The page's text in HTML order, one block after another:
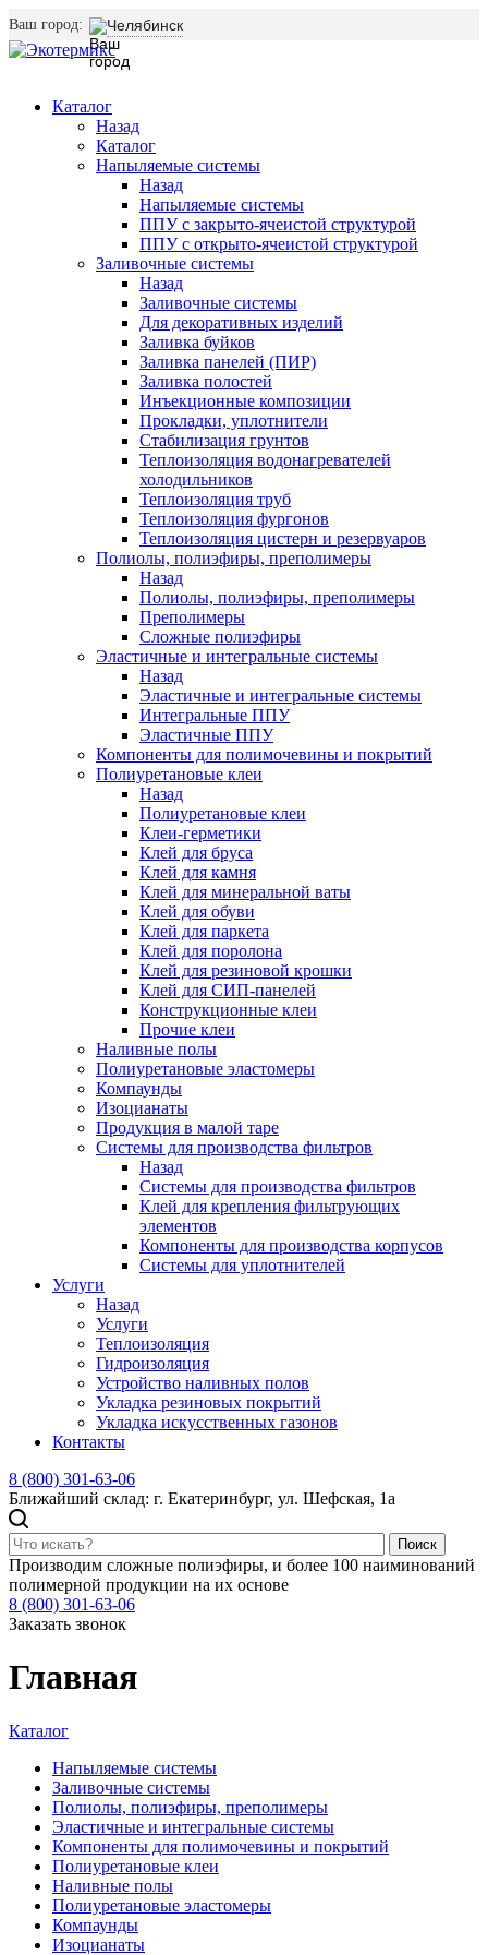
Ваш город: Челябинск
Каталог
Назад
Каталог
Напыляемые системы
Назад
Напыляемые системы
ППУ с закрыто-ячеистой структурой
ППУ с открыто-ячеистой структурой
Заливочные системы
Назад
Заливочные системы
Для декоративных изделий
Заливка буйков
Заливка панелей (ПИР)
Заливка полостей
Инъекционные композиции
Прокладки, уплотнители
Стабилизация грунтов
Теплоизоляция водонагревателей
холодильников
Теплоизоляция труб
Теплоизоляция фургонов
Теплоизоляция цистерн и резервуаров
Полиолы, полиэфиры, преполимеры
Назад
Полиолы, полиэфиры, преполимеры
Преполимеры
Сложные полиэфиры
Эластичные и интегральные системы
Назад
Эластичные и интегральные системы
Интегральные ППУ
Эластичные ППУ
Компоненты для полимочевины и покрытий
Полиуретановые клеи
Назад
Полиуретановые клеи
Клеи-герметики
Клей для бруса
Клей для камня
Клей для минеральной ваты
Клей для обуви
Клей для паркета
Клей для поролона
Клей для резиновой крошки
Клей для СИП-панелей
Конструкционные клеи
Прочие клеи
Наливные полы
Полиуретановые эластомеры
Компаунды
Изоцианаты
Продукция в малой таре
Системы для производства фильтров
Назад
Системы для производства фильтров
Клей для крепления фильтрующих
элементов
Компоненты для производства корпусов
Системы для уплотнителей
Услуги
Назад
Услуги
Теплоизоляция
Гидроизоляция
Устройство наливных полов
Укладка резиновых покрытий
Укладка искусственных газонов
Контакты
8 (800) 301-63-06
Ближайший склад: г. Екатеринбург, ул. Шефская, 1а
Поиск
Производим сложные полиэфиры, и более 100 наиминований
полимерной продукции на их основе
8 (800) 301-63-06
Заказать звонок
Главная
Каталог
Напыляемые системы
Заливочные системы
Полиолы, полиэфиры, преполимеры
Эластичные и интегральные системы
Компоненты для полимочевины и покрытий
Полиуретановые клеи
Наливные полы
Полиуретановые эластомеры
Компаунды
Изоцианаты